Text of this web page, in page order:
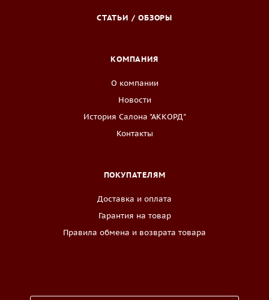
СТАТЬИ / ОБЗОРЫ
КОМПАНИЯ
О компании
Новости
История Салона "АККОРД"
Контакты
ПОКУПАТЕЛЯМ
Доставка и оплата
Гарантия на товар
Правила обмена и возврата товара